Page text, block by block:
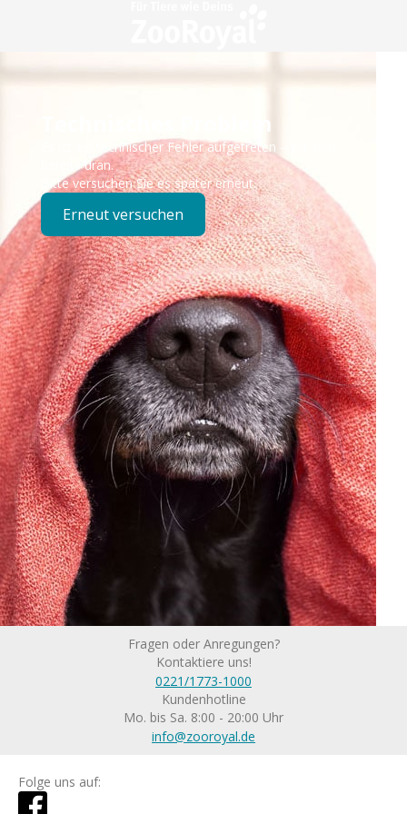
Technisches Problem
Es ist ein technischer Fehler aufgetreten – wir sind
bereits dran.
Bitte versuchen Sie es später erneut.
Erneut versuchen
Fragen oder Anregungen?
Kontaktiere uns!
0221/1773-1000
Kundenhotline
Mo. bis Sa. 8:00 - 20:00 Uhr
info@zooroyal.de
Folge uns auf: